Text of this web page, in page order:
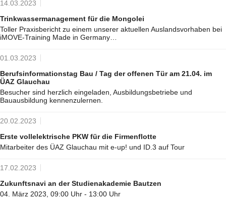
14.03.2023
Trinkwassermanagement für die Mongolei
Toller Praxisbericht zu einem unserer aktuellen Auslandsvorhaben bei
iMOVE-Training Made in Germany…
01.03.2023
Berufsinformationstag Bau / Tag der offenen Tür am 21.04. im
ÜAZ Glauchau
Besucher sind herzlich eingeladen, Ausbildungsbetriebe und
Bauausbildung kennenzulernen.
20.02.2023
Erste vollelektrische PKW für die Firmenflotte
Mitarbeiter des ÜAZ Glauchau mit e-up! und ID.3 auf Tour
17.02.2023
Zukunftsnavi an der Studienakademie Bautzen
04. März 2023, 09:00 Uhr - 13:00 Uhr